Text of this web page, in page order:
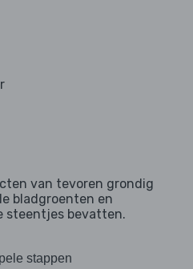
van tevoren grondig
bladgroenten en
steentjes bevatten.
stappen